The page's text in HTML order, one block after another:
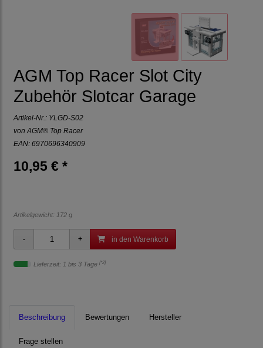
AGM Top Racer Slot City
Zubehör Slotcar Garage
Artikel-Nr.: YLGD-S02
von AGM® Top Racer
EAN: 6970696340909
10,95 € *
Artikelgewicht: 172 g
in den Warenkorb
Lieferzeit: 1 bis 3 Tage [*2]
Beschreibung Bewertungen Hersteller
Frage stellen